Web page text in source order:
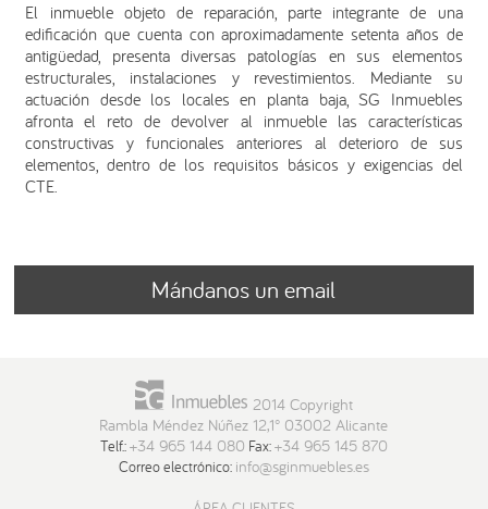
El inmueble objeto de reparación, parte integrante de una
edificación que cuenta con aproximadamente setenta años de
antigüedad, presenta diversas patologías en sus elementos
estructurales, instalaciones y revestimientos. Mediante su
actuación desde los locales en planta baja, SG Inmuebles
afronta el reto de devolver al inmueble las características
constructivas y funcionales anteriores al deterioro de sus
elementos, dentro de los requisitos básicos y exigencias del
CTE.
Mándanos un email
2014 Copyright
Rambla Méndez Núñez 12,1° 03002 Alicante
Telf.:+34 965 144 080 Fax:+34 965 145 870
Correo electrónico: info@sginmuebles.es